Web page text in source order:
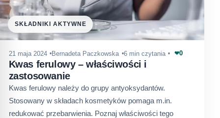
SKŁADNIKI AKTYWNE
21 maja 2024 Bernadeta Paczkowska 6 min czytania ❤0
Kwas ferulowy – właściwości i
zastosowanie
Kwas ferulowy należy do grupy antyoksydantów.
Stosowany w składach kosmetyków pomaga m.in.
redukować przebarwienia. Poznaj właściwości tego